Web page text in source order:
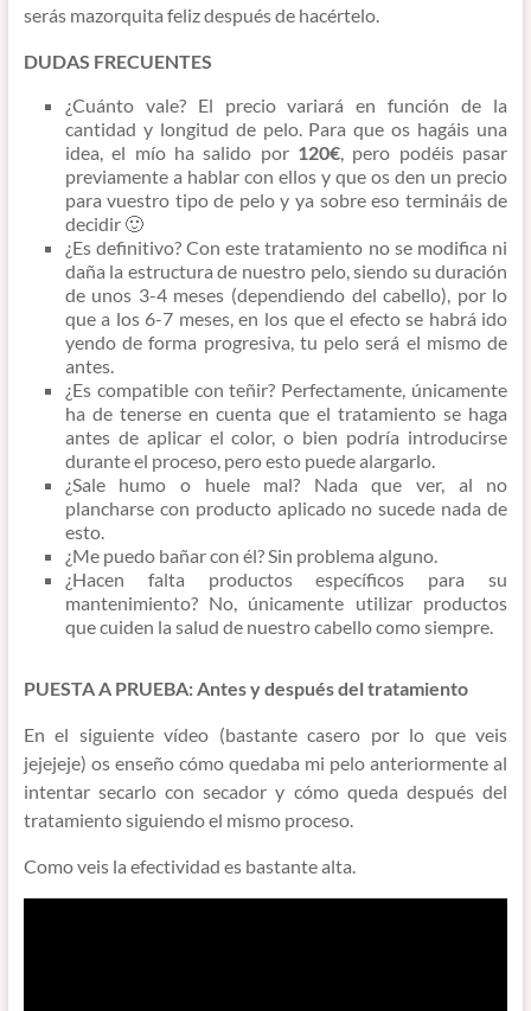
serás mazorquita feliz después de hacértelo.
DUDAS FRECUENTES
¿Cuánto vale? El precio variará en función de la
cantidad y longitud de pelo. Para que os hagáis una
idea, el mío ha salido por 120€, pero podéis pasar
previamente a hablar con ellos y que os den un precio
para vuestro tipo de pelo y ya sobre eso termináis de
decidir 🙂
¿Es definitivo? Con este tratamiento no se modifica ni
daña la estructura de nuestro pelo, siendo su duración
de unos 3-4 meses (dependiendo del cabello), por lo
que a los 6-7 meses, en los que el efecto se habrá ido
yendo de forma progresiva, tu pelo será el mismo de
antes.
¿Es compatible con teñir? Perfectamente, únicamente
ha de tenerse en cuenta que el tratamiento se haga
antes de aplicar el color, o bien podría introducirse
durante el proceso, pero esto puede alargarlo.
¿Sale humo o huele mal? Nada que ver, al no
plancharse con producto aplicado no sucede nada de
esto.
¿Me puedo bañar con él? Sin problema alguno.
¿Hacen falta productos específicos para su
mantenimiento? No, únicamente utilizar productos
que cuiden la salud de nuestro cabello como siempre.
PUESTA A PRUEBA: Antes y después del tratamiento
En el siguiente vídeo (bastante casero por lo que veis
jejejeje) os enseño cómo quedaba mi pelo anteriormente al
intentar secarlo con secador y cómo queda después del
tratamiento siguiendo el mismo proceso.
Como veis la efectividad es bastante alta.